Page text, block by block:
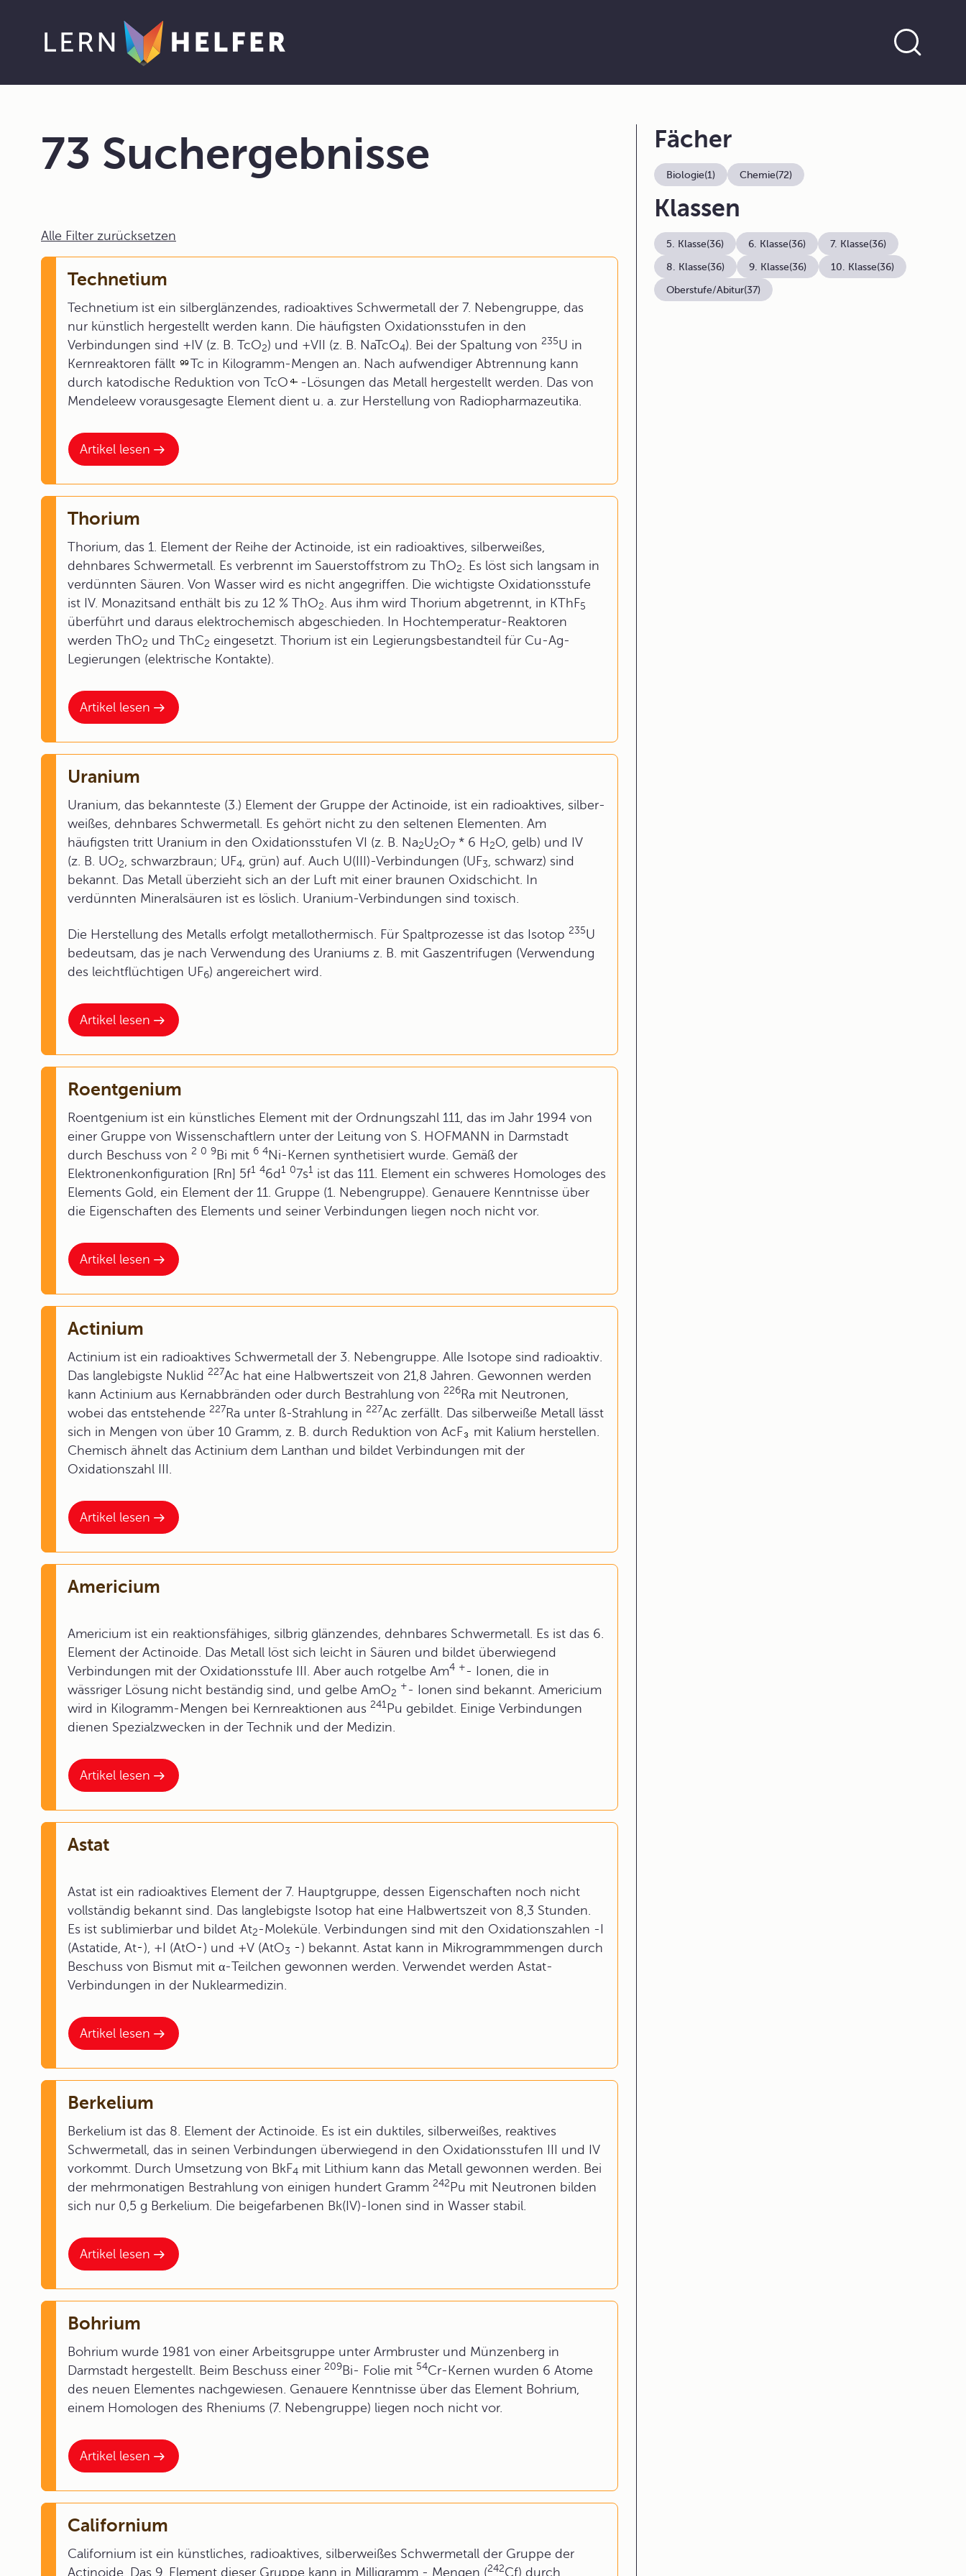
73 Suchergebnisse
Alle Filter zurücksetzen
Artikel lesen
Technetium
Technetium ist ein silberglänzendes, radioaktives Schwermetall der 7. Nebengruppe, das
nur künstlich hergestellt werden kann. Die häufigsten Oxidationsstufen in den
Verbindungen sind +IV (z. B. TcO2) und +VII (z. B. NaTcO4). Bei der Spaltung von 235U in
Kernreaktoren fällt
Tc in Kilogramm-Mengen an. Nach aufwendiger Abtrennung kann
durch katodische Reduktion von TcO
-Lösungen das Metall hergestellt werden. Das von
Mendeleew vorausgesagte Element dient u. a. zur Herstellung von Radiopharmazeutika.
Artikel lesen
Thorium
Thorium, das 1. Element der Reihe der Actinoide, ist ein radioaktives, silberweißes,
dehnbares Schwermetall. Es verbrennt im Sauerstoffstrom zu ThO2. Es löst sich langsam in
verdünnten Säuren. Von Wasser wird es nicht angegriffen. Die wichtigste Oxidationsstufe
ist IV. Monazitsand enthält bis zu 12 % ThO2. Aus ihm wird Thorium abgetrennt, in KThF5
überführt und daraus elektrochemisch abgeschieden. In Hochtemperatur-Reaktoren
werden ThO2 und ThC2 eingesetzt. Thorium ist ein Legierungsbestandteil für Cu-Ag-
Legierungen (elektrische Kontakte).
Artikel lesen
Uranium
Uranium, das bekannteste (3.) Element der Gruppe der Actinoide, ist ein radioaktives, silber-
weißes, dehnbares Schwermetall. Es gehört nicht zu den seltenen Elementen. Am
häufigsten tritt Uranium in den Oxidationsstufen VI (z. B. Na2U2O7 * 6 H 2O, gelb) und IV
(z. B. UO2, schwarzbraun; UF4, grün) auf. Auch U(III)-Verbindungen (UF3, schwarz) sind
bekannt. Das Metall überzieht sich an der Luft mit einer braunen Oxidschicht. In
verdünnten Mineralsäuren ist es löslich. Uranium-Verbindungen sind toxisch.
Die Herstellung des Metalls erfolgt metallothermisch. Für Spaltprozesse ist das Isotop 235U
bedeutsam, das je nach Verwendung des Uraniums z. B. mit Gaszentrifugen (Verwendung
des leichtflüchtigen UF6) angereichert wird.
Artikel lesen
Roentgenium
Roentgenium ist ein künstliches Element mit der Ordnungszahl 111, das im Jahr 1994 von
einer Gruppe von Wissenschaftlern unter der Leitung von S. HOFMANN in Darmstadt
durch Beschuss von 2 0 9 Bi mit 6 4 Ni-Kernen synthetisiert wurde. Gemäß der
Elektronenkonfiguration [Rn] 5f1 46d 1 07s1 ist das 111. Element ein schweres Homologes des
Elements Gold, ein Element der 11. Gruppe (1. Nebengruppe). Genauere Kenntnisse über
die Eigenschaften des Elements und seiner Verbindungen liegen noch nicht vor.
Artikel lesen
Actinium
Actinium ist ein radioaktives Schwermetall der 3. Nebengruppe. Alle Isotope sind radioaktiv.
Das langlebigste Nuklid 227Ac hat eine Halbwertszeit von 21,8 Jahren. Gewonnen werden
kann Actinium aus Kernabbränden oder durch Bestrahlung von 226 Ra mit Neutronen,
wobei das entstehende 227 Ra unter ß-Strahlung in 227Ac zerfällt. Das silberweiße Metall lässt
sich in Mengen von über 10 Gramm, z. B. durch Reduktion von AcF
mit Kalium herstellen.
Chemisch ähnelt das Actinium dem Lanthan und bildet Verbindungen mit der
Oxidationszahl III.
Artikel lesen
Americium
Americium ist ein reaktionsfähiges, silbrig glänzendes, dehnbares Schwermetall. Es ist das 6.
Element der Actinoide. Das Metall löst sich leicht in Säuren und bildet überwiegend
Verbindungen mit der Oxidationsstufe III. Aber auch rotgelbe Am4 +- Ionen, die in
wässriger Lösung nicht beständig sind, und gelbe AmO2
+- Ionen sind bekannt. Americium
wird in Kilogramm-Mengen bei Kernreaktionen aus 241 Pu gebildet. Einige Verbindungen
dienen Spezialzwecken in der Technik und der Medizin.
Artikel lesen
Astat
Astat ist ein radioaktives Element der 7. Hauptgruppe, dessen Eigenschaften noch nicht
vollständig bekannt sind. Das langlebigste Isotop hat eine Halbwertszeit von 8,3 Stunden.
Es ist sublimierbar und bildet At2-Moleküle. Verbindungen sind mit den Oxidationszahlen -I
(Astatide, At ), +I (AtO ) und +V (AtO3
) bekannt. Astat kann in Mikrogrammmengen durch
Beschuss von Bismut mit α-Teilchen gewonnen werden. Verwendet werden Astat-
Verbindungen in der Nuklearmedizin.
Artikel lesen
Berkelium
Berkelium ist das 8. Element der Actinoide. Es ist ein duktiles, silberweißes, reaktives
Schwermetall, das in seinen Verbindungen überwiegend in den Oxidationsstufen III und IV
vorkommt. Durch Umsetzung von BkF4 mit Lithium kann das Metall gewonnen werden. Bei
der mehrmonatigen Bestrahlung von einigen hundert Gramm 242 Pu mit Neutronen bilden
sich nur 0,5 g Berkelium. Die beigefarbenen Bk(IV)-Ionen sind in Wasser stabil.
Artikel lesen
Bohrium
Bohrium wurde 1981 von einer Arbeitsgruppe unter Armbruster und Münzenberg in
Darmstadt hergestellt. Beim Beschuss einer 209 Bi- Folie mit 54Cr-Kernen wurden 6 Atome
des neuen Elementes nachgewiesen. Genauere Kenntnisse über das Element Bohrium,
einem Homologen des Rheniums (7. Nebengruppe) liegen noch nicht vor.
Californium
Californium ist ein künstliches, radioaktives, silberweißes Schwermetall der Gruppe der
Actinoide. Das 9. Element dieser Gruppe kann in Milligramm - Mengen (242Cf) durch
Fächer
Biologie(1) Chemie(72)
Klassen
5. Klasse(36) 6. Klasse(36) 7. Klasse(36)
8. Klasse(36) 9. Klasse(36) 10. Klasse(36)
Oberstufe/Abitur(37)